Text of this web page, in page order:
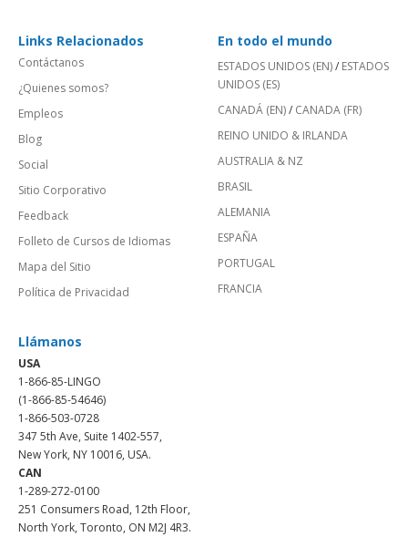
Links Relacionados
Contáctanos
¿Quienes somos?
Empleos
Blog
Social
Sitio Corporativo
Feedback
Folleto de Cursos de Idiomas
Mapa del Sitio
Política de Privacidad
En todo el mundo
ESTADOS UNIDOS (EN)/ ESTADOS
UNIDOS (ES)
CANADÁ (EN)/ CANADA (FR)
REINO UNIDO & IRLANDA
AUSTRALIA & NZ
BRASIL
ALEMANIA
ESPAÑA
PORTUGAL
FRANCIA
Llámanos
USA
1-866-85-LINGO
(1-866-85-54646)
1-866-503-0728
347 5th Ave, Suite 1402-557,
New York, NY 10016, USA.
CAN
1-289-272-0100
251 Consumers Road, 12th Floor,
North York, Toronto, ON M2J 4R3.